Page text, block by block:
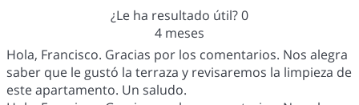
¿Le ha resultado útil?0
4 meses
Hola, Francisco. Gracias por los comentarios. Nos alegra
saber que le gustó la terraza y revisaremos la limpieza de
este apartamento. Un saludo.